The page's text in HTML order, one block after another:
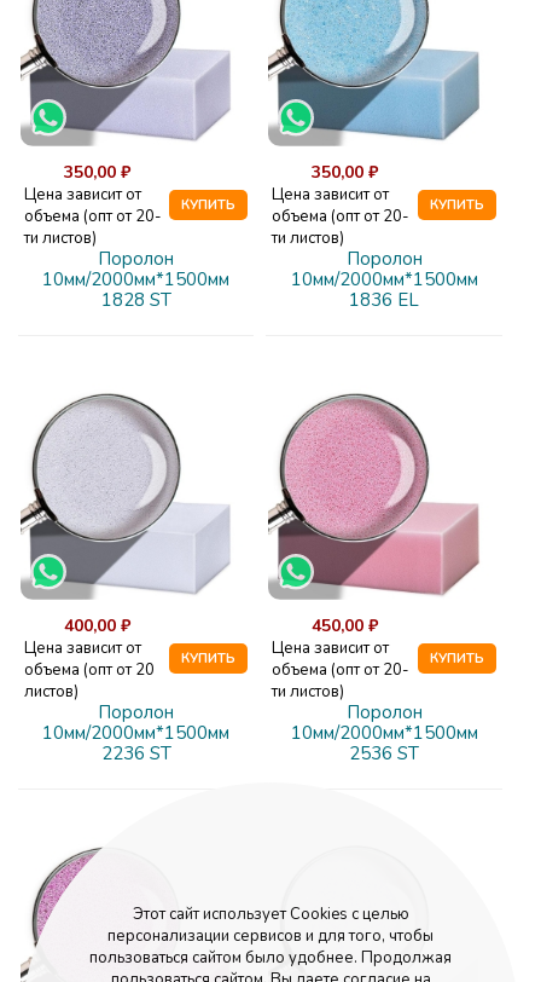
Этот сайт использует Cookies с целью
персонализации сервисов и для того, чтобы
пользоваться сайтом было удобнее. Продолжая
350,00 ₽
Цена зависит от
объема (опт от 20-
ти листов)
КУПИТЬ
Поролон
10мм/2000мм*1500мм
1828 ST
350,00 ₽
Цена зависит от
объема (опт от 20-
ти листов)
КУПИТЬ
Поролон
10мм/2000мм*1500мм
1836 EL
400,00 ₽
Цена зависит от
объема (опт от 20
листов)
КУПИТЬ
Поролон
10мм/2000мм*1500мм
2236 ST
450,00 ₽
Цена зависит от
объема (опт от 20-
ти листов)
КУПИТЬ
Поролон
10мм/2000мм*1500мм
2536 ST